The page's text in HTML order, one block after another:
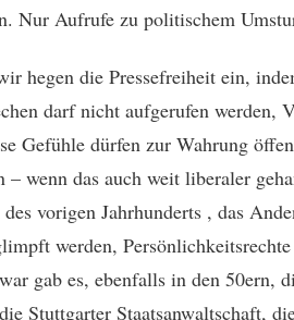
Nur Aufrufe zu politischem
hegen die Pressefreiheit ein,
darf nicht aufgerufen werden,
Gefühle dürfen zur Wahrung
– wenn das auch weit liberaler
des vorigen Jahrhunderts ­, das
werden,
gab es, ebenfalls in den 50ern,
Stuttgarter Staatsanwaltschaft,